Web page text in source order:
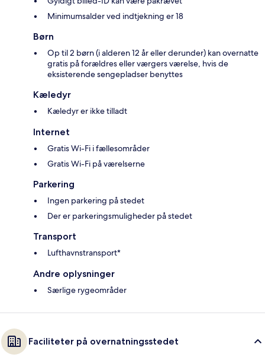
Minimumsalder ved indtjekning er 18
Børn
Op til 2 børn (i alderen 12 år eller derunder) kan overnatte
gratis på forældres eller værgers værelse, hvis de
eksisterende sengepladser benyttes
Kæledyr
Kæledyr er ikke tilladt
Internet
Gratis Wi-Fi i fællesområder
Gratis Wi-Fi på værelserne
Parkering
Ingen parkering på stedet
Der er parkeringsmuligheder på stedet
Transport
Lufthavnstransport*
Andre oplysninger
Særlige rygeområder
Faciliteter på overnatningsstedet